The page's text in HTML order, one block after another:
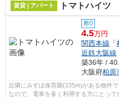
賃貸 | アパート トマトハイツ
敷0
4.5万円
関西本線 「
近鉄大阪線
築36年 /
大阪府柏原
近隣にみずほ保育園(335m)がある物件
なので、電車を多く利用する方にとって